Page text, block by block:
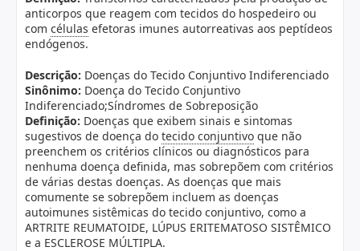
anticorpos que reagem com tecidos do hospedeiro ou
com células efetoras imunes autorreativas aos peptídeos
endógenos.
Descrição: Doenças do Tecido Conjuntivo Indiferenciado
Sinônimo: Doença do Tecido Conjuntivo
Indiferenciado;Síndromes de Sobreposição
Definição: Doenças que exibem sinais e sintomas
sugestivos de doença do tecido conjuntivo que não
preenchem os critérios clínicos ou diagnósticos para
nenhuma doença definida, mas sobrepõem com critérios
de várias destas doenças. As doenças que mais
comumente se sobrepõem incluem as doenças
autoimunes sistêmicas do tecido conjuntivo, como a
ARTRITE REUMATOIDE, LÚPUS ERITEMATOSO SISTÊMICO
e a ESCLEROSE MÚLTIPLA.